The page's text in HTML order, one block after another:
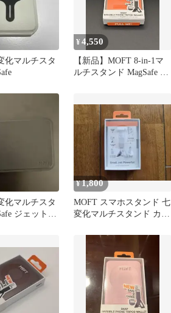
化マルチスタ
¥4,550
【新品】MOFT 8-in-1マ
ルチスタンド MagSafe サ
化マルチスタ
ジェットブ
¥1,800
MOFT スマホスタンド 七
変化マルチスタンド カー